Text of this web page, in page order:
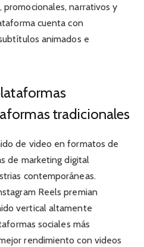
narrativos y
cuenta con
animados e
tradicionales
de video en formatos de
de marketing digital
contemporáneas.
Reels premian
vertical altamente
sociales más
rendimiento con videos